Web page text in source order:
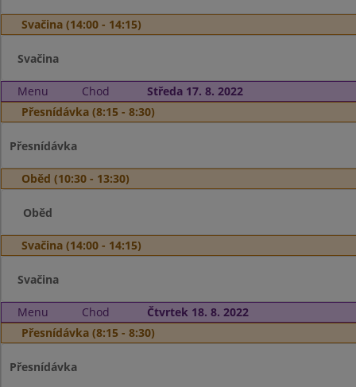
Svačina (14:00 - 14:15)
Svačina
Menu Chod
Středa 17. 8. 2022
Přesnídávka (8:15 - 8:30)
Přesnídávka
Oběd (10:30 - 13:30)
Oběd
Svačina (14:00 - 14:15)
Svačina
Menu Chod
Čtvrtek 18. 8. 2022
Přesnídávka (8:15 - 8:30)
Přesnídávka